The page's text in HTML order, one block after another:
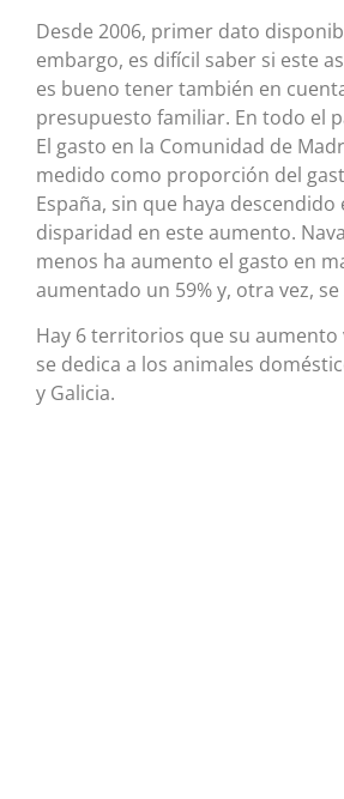
Desde 2006, primer dato
embargo, es difícil saber si este
es bueno tener también en
presupuesto familiar. En todo el
El gasto en la Comunidad de
medido como proporción del
España, sin que haya
disparidad en este aumento.
menos ha aumento el gasto en
aumentado un 59% y, otra vez,
Hay 6 territorios que su
se dedica a los animales
y Galicia.